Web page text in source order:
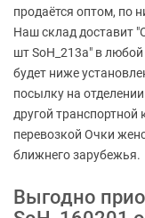
продаётся оптом, по
Наш склад доставит
шт SoH_213a" в любой
будет ниже
посылку на
другой
перевозкой Очки
ближнего зарубежья.
Выгодно